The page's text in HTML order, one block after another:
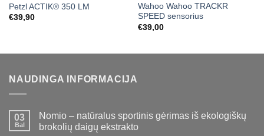
Petzl ACTIK® 350 LM
€39,90
Wahoo Wahoo TRACKR
SPEED sensorius
€39,00
NAUDINGA INFORMACIJA
03
Bal
Nomio – natūralus sportinis gėrimas iš ekologiškų
brokolių daigų ekstrakto